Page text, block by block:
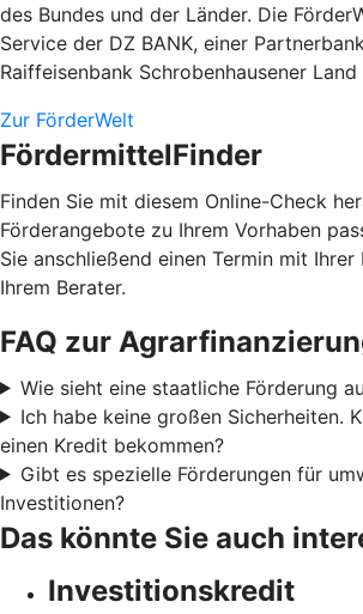
des Bundes und der Länder. Die
Service der DZ BANK, einer
Raiffeisenbank Schrobenhausener Land
Zur FörderWelt
FördermittelFinder
Finden Sie mit diesem Online-Check
Förderangebote zu Ihrem Vorhaben
Sie anschließend einen Termin mit
Ihrem Berater.
FAQ zur
Wie sieht eine staatliche Förderung
Ich habe keine großen Sicherheiten.
einen Kredit bekommen?
Gibt es spezielle Förderungen für
Investitionen?
Das könnte Sie auch
Investitionskredit